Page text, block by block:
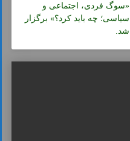
«سوگ فردی، اجتماعی و
سیاسی؛ چه باید کرد؟» برگزار
شد.